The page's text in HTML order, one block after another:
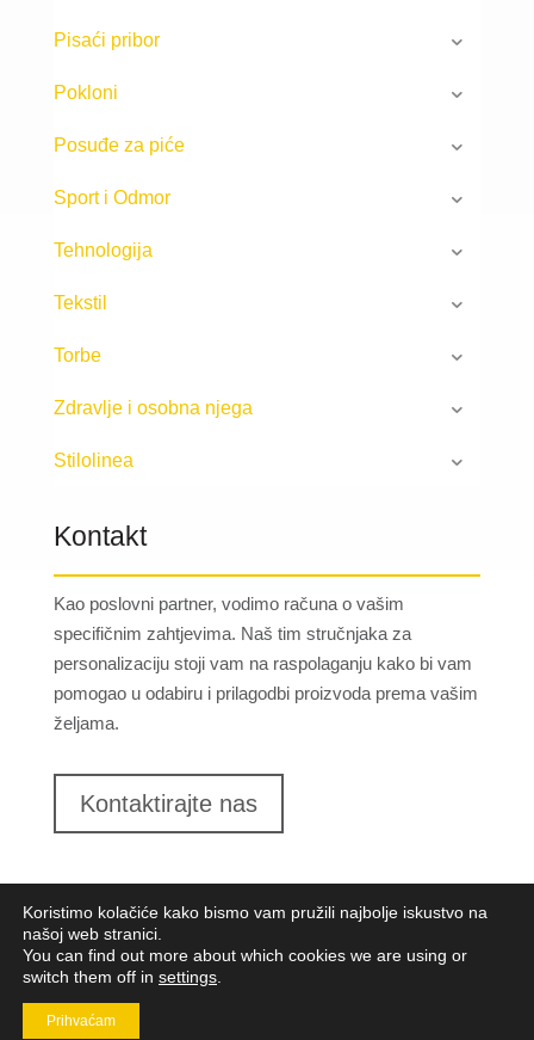
Pisaći pribor
Pokloni
Posuđe za piće
Sport i Odmor
Tehnologija
Tekstil
Torbe
Zdravlje i osobna njega
Stilolinea
Kontakt
Kao poslovni partner, vodimo računa o vašim
specifičnim zahtjevima. Naš tim stručnjaka za
personalizaciju stoji vam na raspolaganju kako bi vam
pomogao u odabiru i prilagodbi proizvoda prema vašim
željama.
Kontaktirajte nas
Lungomare d.o.o.2023. Sva prava pridržana |
uvjeti poslovanja
Koristimo kolačiće kako bismo vam pružili najbolje iskustvo na
našoj web stranici.
You can find out more about which cookies we are using or
switch them off in settings
Prihvaćam